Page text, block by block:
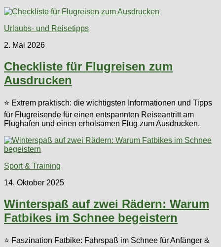
Urlaubs- und Reisetipps
2. Mai 2026
Checkliste für Flugreisen zum
Ausdrucken
⭐ Extrem praktisch: die wichtigsten Informationen und Tipps
für Flugreisende für einen entspannten Reiseantritt am
Flughafen und einen erholsamen Flug zum Ausdrucken.
Sport & Training
14. Oktober 2025
Winterspaß auf zwei Rädern: Warum
Fatbikes im Schnee begeistern
⭐ Faszination Fatbike: Fahrspaß im Schnee für Anfänger &